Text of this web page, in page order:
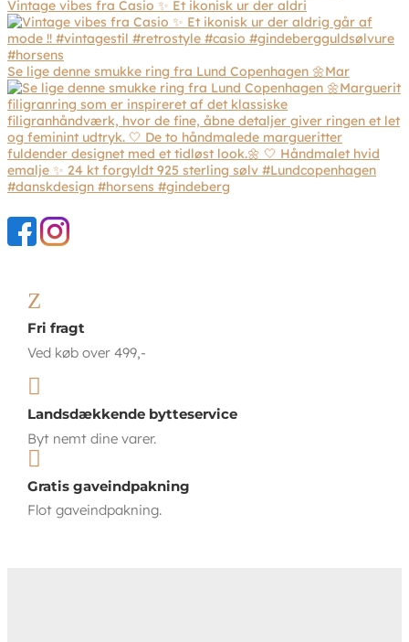
Vintage vibes fra Casio ✨ Et ikonisk ur der aldri
Se lige denne smukke ring fra Lund Copenhagen 🌼Mar
Z
Fri fragt
Ved køb over 499,-

Landsdækkende bytteservice
Byt nemt dine varer.

Gratis gaveindpakning
Flot gaveindpakning.